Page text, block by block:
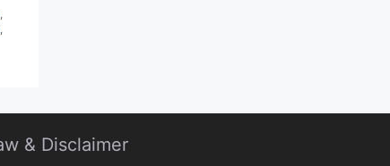
,
,
& Disclaimer